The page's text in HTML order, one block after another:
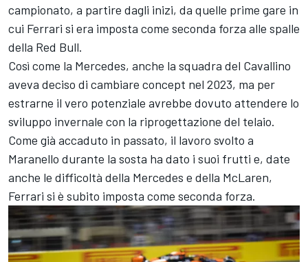
campionato, a partire dagli inizi, da quelle prime gare in
cui Ferrari si era imposta come seconda forza alle spalle
della Red Bull.
Così come la Mercedes, anche la squadra del Cavallino
aveva deciso di cambiare concept nel 2023, ma per
estrarne il vero potenziale avrebbe dovuto attendere lo
sviluppo invernale con la riprogettazione del telaio.
Come già accaduto in passato, il lavoro svolto a
Maranello durante la sosta ha dato i suoi frutti e, date
anche le difficoltà della Mercedes e della McLaren,
Ferrari si è subito imposta come seconda forza.